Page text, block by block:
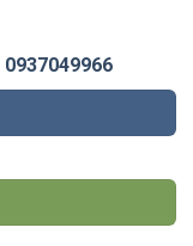
0937049966